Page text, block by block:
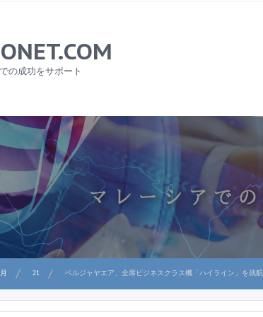
の成功をサポート
21 ベルジャヤエア、全席ビジネスクラス機「ハイライン」を就航